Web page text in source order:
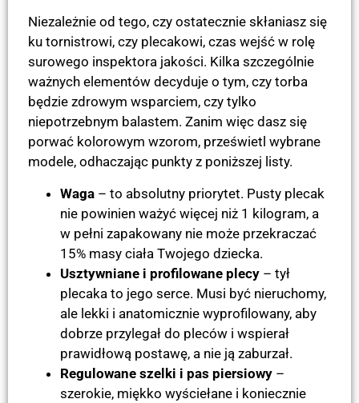
Niezależnie od tego, czy ostatecznie skłaniasz się
ku tornistrowi, czy plecakowi, czas wejść w rolę
surowego inspektora jakości. Kilka szczególnie
ważnych elementów decyduje o tym, czy torba
będzie zdrowym wsparciem, czy tylko
niepotrzebnym balastem. Zanim więc dasz się
porwać kolorowym wzorom, prześwietl wybrane
modele, odhaczając punkty z poniższej listy.
Waga – to absolutny priorytet. Pusty plecak
nie powinien ważyć więcej niż 1 kilogram, a
w pełni zapakowany nie może przekraczać
15% masy ciała Twojego dziecka.
Usztywniane i profilowane plecy – tył
plecaka to jego serce. Musi być nieruchomy,
ale lekki i anatomicznie wyprofilowany, aby
dobrze przylegał do pleców i wspierał
prawidłową postawę, a nie ją zaburzał.
Regulowane szelki i pas piersiowy –
szerokie, miękko wyściełane i koniecznie